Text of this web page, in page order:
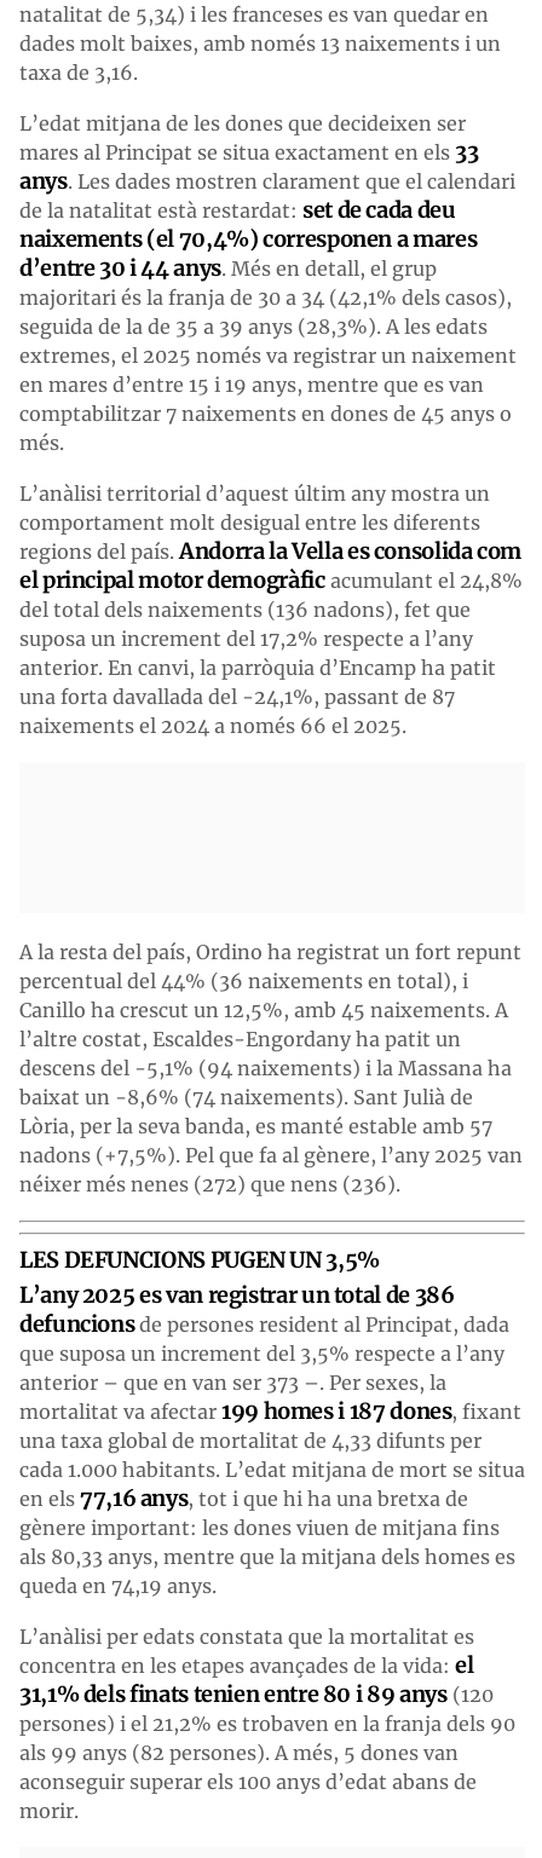
natalitat de 5,34) i les franceses es van quedar en
dades molt baixes, amb només 13 naixements i un
taxa de 3,16.
L’edat mitjana de les dones que decideixen ser
mares al Principat se situa exactament en els 33
anys. Les dades mostren clarament que el calendari
de la natalitat està restardat: set de cada deu
naixements (el 70,4%) corresponen a mares
d’entre 30 i 44 anys. Més en detall, el grup
majoritari és la franja de 30 a 34 (42,1% dels casos),
seguida de la de 35 a 39 anys (28,3%). A les edats
extremes, el 2025 només va registrar un naixement
en mares d’entre 15 i 19 anys, mentre que es van
comptabilitzar 7 naixements en dones de 45 anys o
més.
L’anàlisi territorial d’aquest últim any mostra un
comportament molt desigual entre les diferents
regions del país. Andorra la Vella es consolida com
el principal motor demogràficacumulant el 24,8%
del total dels naixements (136 nadons), fet que
suposa un increment del 17,2% respecte a l’any
anterior. En canvi, la parròquia d’Encamp ha patit
una forta davallada del -24,1%, passant de 87
naixements el 2024 a només 66 el 2025.
A la resta del país, Ordino ha registrat un fort repunt
percentual del 44% (36 naixements en total), i
Canillo ha crescut un 12,5%, amb 45 naixements. A
l’altre costat, Escaldes-Engordany ha patit un
descens del -5,1% (94 naixements) i la Massana ha
baixat un -8,6% (74 naixements). Sant Julià de
Lòria, per la seva banda, es manté estable amb 57
nadons (+7,5%). Pel que fa al gènere, l’any 2025 van
néixer més nenes (272) que nens (236).
LES DEFUNCIONS PUGEN UN 3,5%
L’any 2025 es van registrar un total de 386
defuncionsde persones resident al Principat, dada
que suposa un increment del 3,5% respecte a l’any
anterior – que en van ser 373 –. Per sexes, la
mortalitat va afectar 199 homes i 187 dones, fixant
una taxa global de mortalitat de 4,33 difunts per
cada 1.000 habitants. L’edat mitjana de mort se situa
en els 77,16 anys, tot i que hi ha una bretxa de
gènere important: les dones viuen de mitjana fins
als 80,33 anys, mentre que la mitjana dels homes es
queda en 74,19 anys.
L’anàlisi per edats constata que la mortalitat es
concentra en les etapes avançades de la vida: el
31,1% dels finats tenien entre 80 i 89 anys(120
persones) i el 21,2% es trobaven en la franja dels 90
als 99 anys (82 persones). A més, 5 dones van
aconseguir superar els 100 anys d’edat abans de
morir.